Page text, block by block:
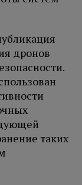
дронов
таких